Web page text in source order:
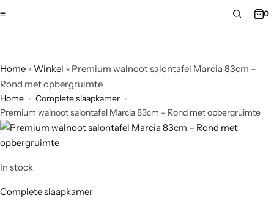
0
Home »Winkel » Premium walnoot salontafel Marcia 83cm –
Rond met opbergruimte
Home
Complete slaapkamer
Premium walnoot salontafel Marcia 83cm – Rond met opbergruimte
In stock
Complete slaapkamer